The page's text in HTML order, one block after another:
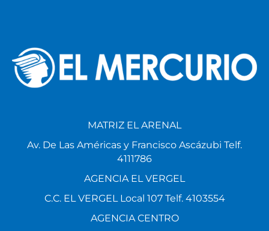
MATRIZ EL ARENAL
Av. De Las Américas y Francisco Ascázubi Telf.
4111786
AGENCIA EL VERGEL
C.C. EL VERGEL Local 107 Telf. 4103554
AGENCIA CENTRO